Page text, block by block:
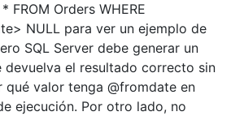
FROM Orders WHERE
NULL para ver un ejemplo de
SQL Server debe generar un
devuelva el resultado correcto sin
qué valor tenga @fromdate en
ejecución. Por otro lado, no